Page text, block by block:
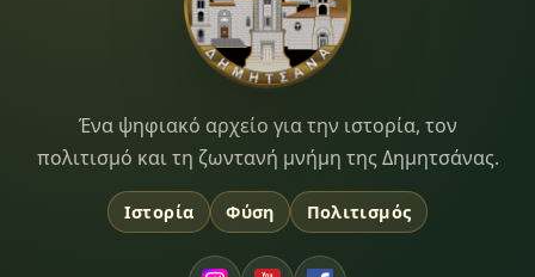
Dimitsana.gr
Ένα ψηφιακό αρχείο για την ιστορία, τον
πολιτισμό και τη ζωντανή μνήμη της Δημητσάνας.
Ιστορία Φύση Πολιτισμός